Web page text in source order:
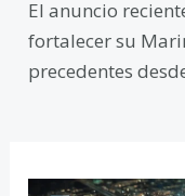
El anuncio
fortalecer su
precedentes